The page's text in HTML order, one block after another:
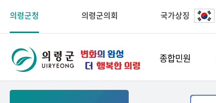
의령군청 의령군의회 국가상징
종합민원